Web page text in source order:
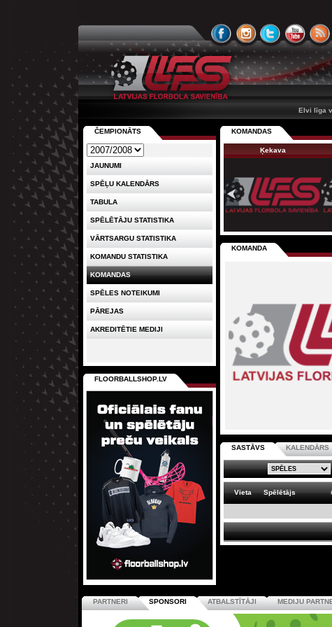
Elvi līga
KOMANDAS
Ķekava
KOMANDA
SASTĀVS KALENDĀRS
Vieta Spēlētājs
ČEMPIONĀTS
JAUNUMI
SPĒĻU KALENDĀRS
TABULA
SPĒLĒTĀJU STATISTIKA
VĀRTSARGU STATISTIKA
KOMANDU STATISTIKA
KOMANDAS
SPĒLES NOTEIKUMI
PĀREJAS
AKREDITĒTIE MEDIJI
FLOORBALLSHOP.LV
PARTNERI SPONSORI ATBALSTĪTĀJI MEDIJU